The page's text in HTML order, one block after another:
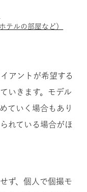
テルの部屋など）
アントが希望する
いきます。モデル
ていく場合もあり
れている場合がほ
ず、個人で個撮モ